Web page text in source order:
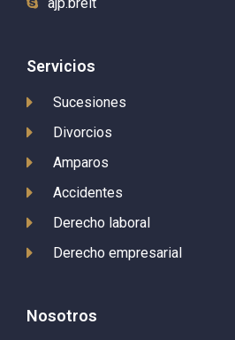
Servicios
Sucesiones
Divorcios
Amparos
Accidentes
Derecho laboral
Derecho empresarial
Nosotros